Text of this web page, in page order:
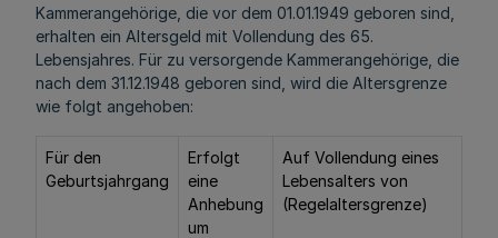
Kammerangehörige, die vor dem 01.01.1949 geboren sind,
erhalten ein Altersgeld mit Vollendung des 65.
Lebensjahres. Für zu versorgende Kammerangehörige, die
nach dem 31.12.1948 geboren sind, wird die Altersgrenze
wie folgt angehoben:
Für den
Geburtsjahrgang
Erfolgt
eine
Anhebung
um
Auf Vollendung eines
Lebensalters von
(Regelaltersgrenze)